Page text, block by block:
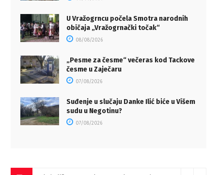
U Vražogrncu počela Smotra narodnih
običaja „Vražogrnački točak“
08/08/2026
„Pesme za česme“ večeras kod Tackove
česme u Zaječaru
07/08/2026
Suđenje u slučaju Danke Ilić biće u Višem
sudu u Negotinu?
07/08/2026